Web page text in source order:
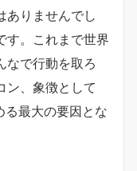
ありませんでし
す。これまで世界
なで行動を取ろ
ン、象徴として
る最大の要因とな